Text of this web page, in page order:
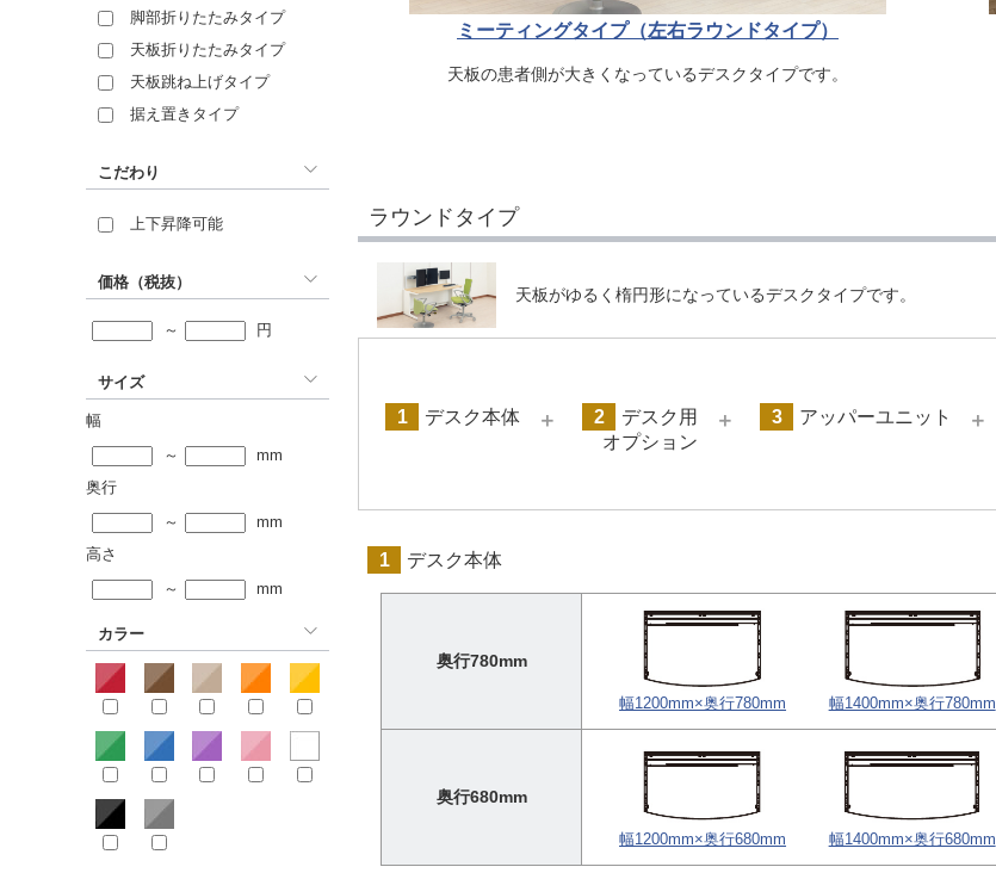
ミーティングタイプ（左右ラウンドタイプ）
天板の患者側が大きくなっているデスクタイプです。
ラウンドタイプ
天板がゆるく楕円形になっているデスクタイプです。
1 デスク本体 ＋ 2
デスク用
オプション
＋ 3 アッパーユニット ＋
1 デスク本体
奥行780mm
幅1200mm×奥行780mm 幅1400mm×奥行780mm
奥行680mm
幅1200mm×奥行680mm 幅1400mm×奥行680mm
脚部折りたたみタイプ
天板折りたたみタイプ
天板跳ね上げタイプ
据え置きタイプ
こだわり
上下昇降可能
価格（税抜）
～ 円
サイズ
幅
～
mm
奥行
～
mm
高さ
～
mm
カラー